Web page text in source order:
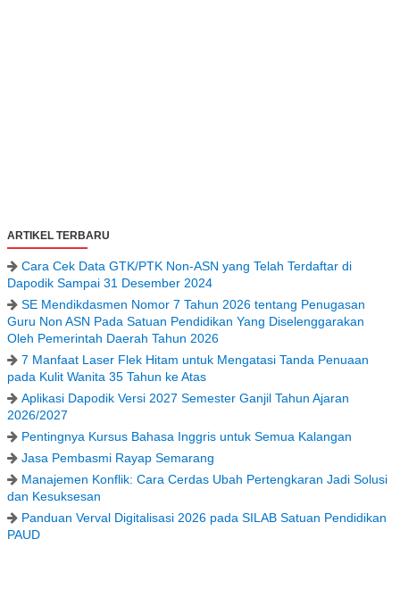
ARTIKEL TERBARU
Cara Cek Data GTK/PTK Non-ASN yang Telah Terdaftar di
Dapodik Sampai 31 Desember 2024
SE Mendikdasmen Nomor 7 Tahun 2026 tentang Penugasan
Guru Non ASN Pada Satuan Pendidikan Yang Diselenggarakan
Oleh Pemerintah Daerah Tahun 2026
7 Manfaat Laser Flek Hitam untuk Mengatasi Tanda Penuaan
pada Kulit Wanita 35 Tahun ke Atas
Aplikasi Dapodik Versi 2027 Semester Ganjil Tahun Ajaran
2026/2027
Pentingnya Kursus Bahasa Inggris untuk Semua Kalangan
Jasa Pembasmi Rayap Semarang
Manajemen Konflik: Cara Cerdas Ubah Pertengkaran Jadi Solusi
dan Kesuksesan
Panduan Verval Digitalisasi 2026 pada SILAB Satuan Pendidikan
PAUD